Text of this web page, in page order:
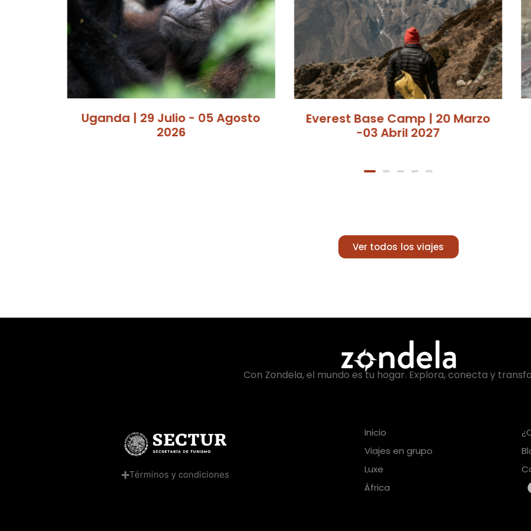
Everest Base Camp | 20 Marzo
-03 Abril 2027
Camino de Santiago
Portugués | 17-25 Abril 2025
Ver todos los viajes
Con Zondela, el mundo es tu hogar. Explora, conecta y
Términos y condiciones
Inicio
Viajes en grupo
Luxe
África